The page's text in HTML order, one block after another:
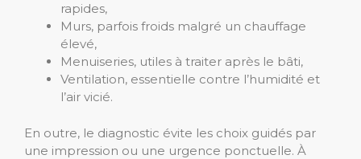
rapides,
Murs, parfois froids malgré un chauffage
élevé,
Menuiseries, utiles à traiter après le bâti,
Ventilation, essentielle contre l’humidité et
l’air vicié.
En outre, le diagnostic évite les choix guidés par
une impression ou une urgence ponctuelle. À